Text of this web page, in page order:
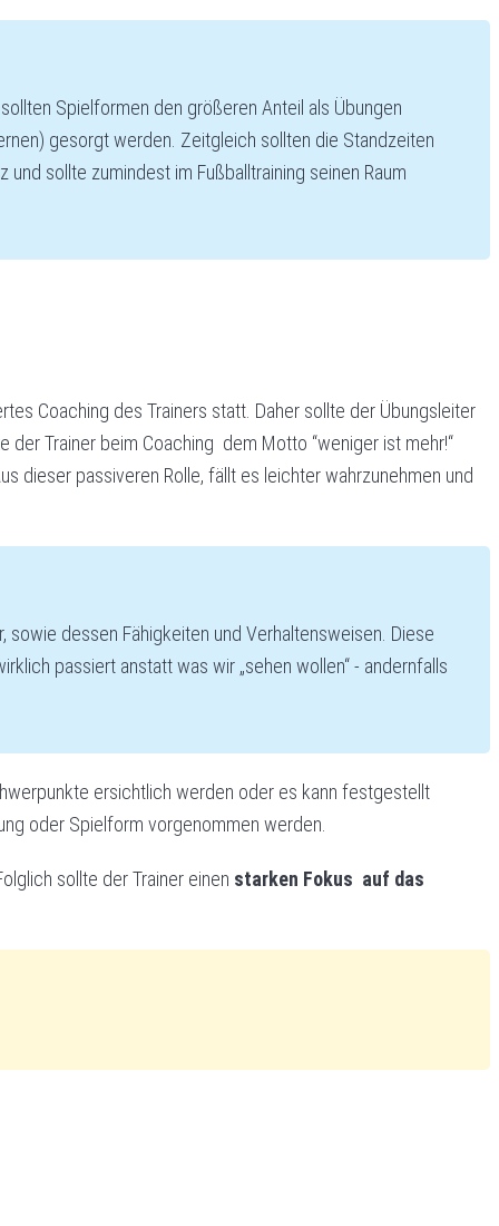
Spielformen den größeren Anteil als Übungen
gesorgt werden. Zeitgleich sollten die Standzeiten
sollte zumindest im Fußballtraining seinen Raum
Coaching des Trainers statt. Daher sollte der Übungsleiter
der Trainer beim Coaching dem Motto “weniger ist mehr!“
dieser passiveren Rolle, fällt es leichter wahrzunehmen und
dessen Fähigkeiten und Verhaltensweisen. Diese
passiert anstatt was wir „sehen wollen“ - andernfalls
ersichtlich werden oder es kann festgestellt
oder Spielform vorgenommen werden.
sollte der Trainer einen starken Fokus auf das